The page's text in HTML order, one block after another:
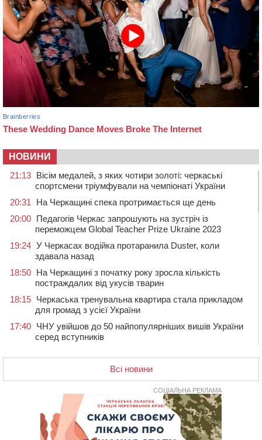
НОВИНИ
21:13 Вісім медалей, з яких чотири золоті: черкаські
спортсмени тріумфували на чемпіонаті України
20:31
На Черкащині спека протримається ще день
20:00 Педагогів Черкас запрошують на зустріч із
переможцем Global Teacher Prize Ukraine 2023
19:24 У Черкасах водійка протаранила Duster, коли
здавала назад
18:50 На Черкащині з початку року зросла кількість
постраждалих від укусів тварин
18:15 Черкаська тренувальна квартира стала прикладом
для громад з усієї України
17:40 ЧНУ увійшов до 50 найпопулярніших вишів України
серед вступників
контейнерний майданчик
16:32
Без розтину грудної клітки: у Черкасах 75-річній
пацієнтці замінили аортальний клапан
У Черкаському онкоцентрі встановили сонячну
електростанцію за понад пів мільйона гривень
У Київській області прощаються з полеглим на
Всі новини
СОЦІАЛЬНА РЕКЛАМА